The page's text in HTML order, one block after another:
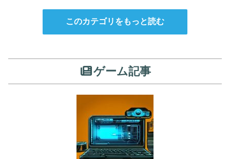
このカテゴリをもっと読む
ゲーム記事